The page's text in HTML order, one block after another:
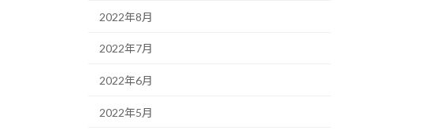
2022年8月
2022年7月
2022年6月
2022年5月